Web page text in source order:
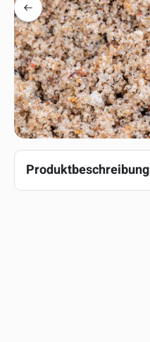
Produktbeschreibung